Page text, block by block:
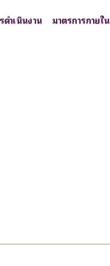
ดำเนินงาน มาตรการภายใน